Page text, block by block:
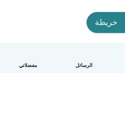
الرسائل مفضلاتي
خريطة